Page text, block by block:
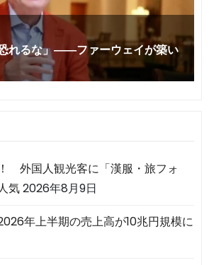
外国人観光客に「漢服・旅フォ
気2026年8月9日
年上半期の売上高が10兆円規模に